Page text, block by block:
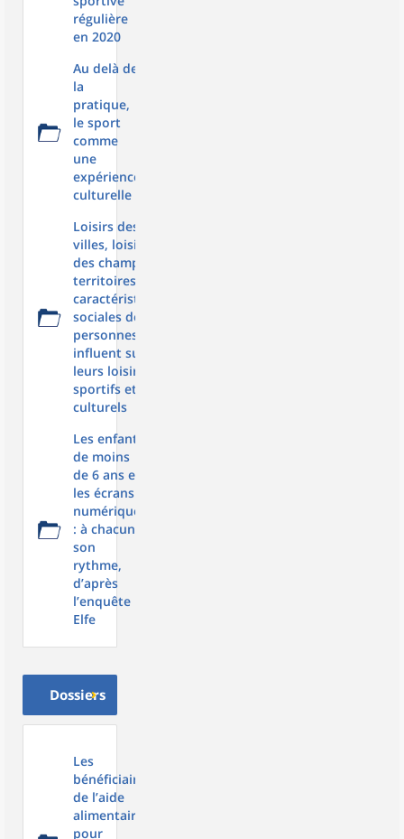
régulière
en 2020
Au delà de
la
pratique,
le sport
comme
une
expérience
culturelle
Loisirs des
villes, loisirs
des champs :
territoires et
caractéristiques
sociales des
personnes
influent sur
leurs loisirs
sportifs et
culturels
Les enfants
de moins
de 6 ans et
les écrans
numériques
: à chacun
son
rythme,
d’après
l’enquête
Elfe
Dossiers
Les
bénéficiaires
de l’aide
alimentaire,
pour